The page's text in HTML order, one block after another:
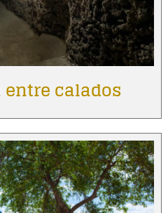
calados